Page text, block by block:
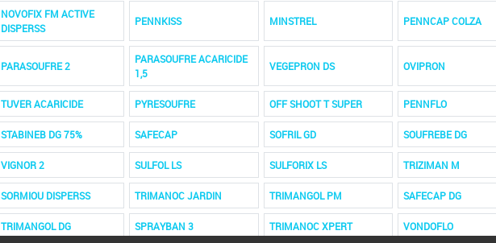
NOVOFIX FM ACTIVE
DISPERSS
PENNKISS MINSTREL PENNCAP COLZA
PARASOUFRE 2
PARASOUFRE ACARICIDE
1,5
VEGEPRON DS OVIPRON
TUVER ACARICIDE PYRESOUFRE OFF SHOOT T SUPER PENNFLO
STABINEB DG 75% SAFECAP SOFRIL GD SOUFREBE DG
VIGNOR 2 SULFOL LS SULFORIX LS TRIZIMAN M
SORMIOU DISPERSS TRIMANOC JARDIN TRIMANGOL PM SAFECAP DG
TRIMANGOL DG SPRAYBAN 3 TRIMANOC XPERT VONDOFLO